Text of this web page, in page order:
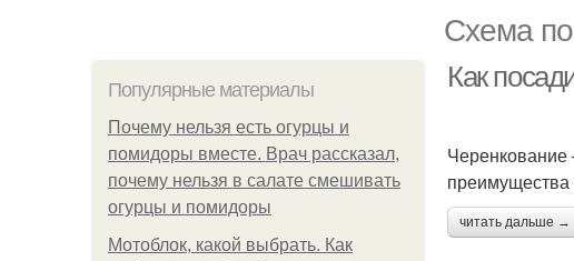
Схема
Популярные материалы
Почему нельзя есть огурцы и
помидоры вместе. Врач рассказал,
почему нельзя в салате смешивать
огурцы и помидоры
Мотоблок, какой выбрать. Как
Как
читать дальше →